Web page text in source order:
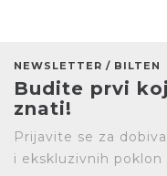
NEWSLETTER / BILTEN
Budite prvi
znati!
Prijavite se za
i ekskluzivnih poklon